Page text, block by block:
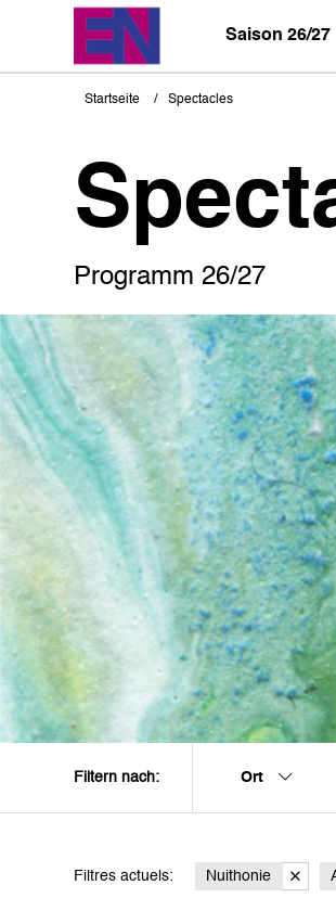
Saison 26/27
Pfadnavigation
Startseite Spectacles
Programm 26/27
Filtern nach: Ort
Filtres actuels: Nuithonie